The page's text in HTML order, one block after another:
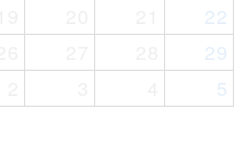
22
29
5